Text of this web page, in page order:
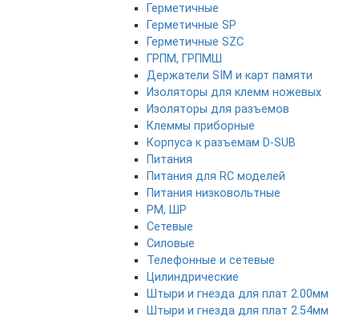
Герметичные
Герметичные SP
Герметичные SZC
ГРПМ, ГРПМШ
Держатели SIM и карт памяти
Изоляторы для клемм ножевых
Изоляторы для разъемов
Клеммы приборные
Корпуса к разъемам D-SUB
Питания
Питания для RC моделей
Питания низковольтные
РМ, ШР
Сетевые
Силовые
Телефонные и сетевые
Цилиндрические
Штыри и гнезда для плат 2.00мм
Штыри и гнезда для плат 2.54мм